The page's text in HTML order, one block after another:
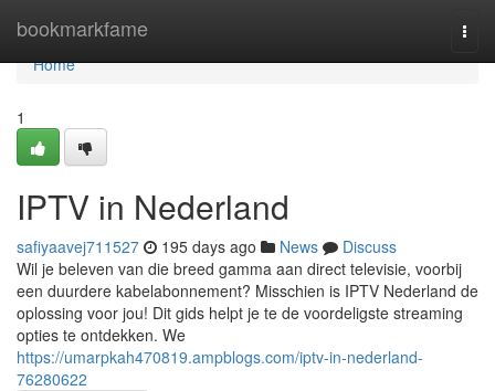
bookmarkfame
Home
Home
1
IPTV in Nederland
safiyaavej711527 195 days ago News
Discuss
Wil je beleven van die breed gamma aan direct televisie, voorbij
een duurdere kabelabonnement? Misschien is IPTV Nederland de
oplossing voor jou! Dit gids helpt je te de voordeligste streaming
opties te ontdekken. We
https://umarpkah470819.ampblogs.com/iptv-in-nederland-
76280622